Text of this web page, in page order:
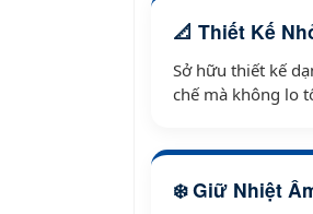
📐 Thiết Kế
Sở hữu thiết kế
chế mà không lo
❄️ Giữ Nhiệt